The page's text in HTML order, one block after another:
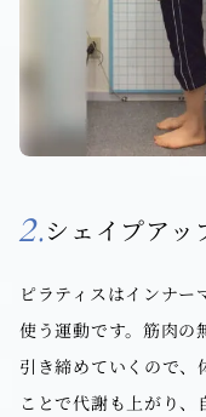
2.シェイプアッ
ピラティスはインナー
使う運動です。筋肉の
引き締めていくので、
ことで代謝も上がり